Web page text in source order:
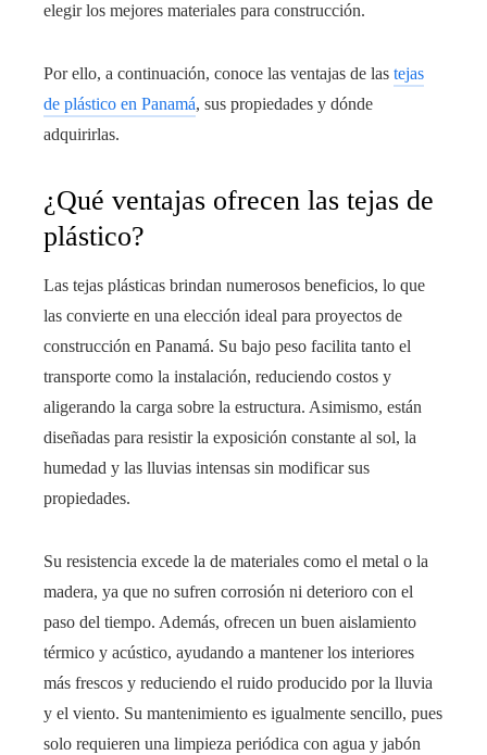
elegir los mejores materiales para construcción.
Por ello, a continuación, conoce las ventajas de las tejas
de plástico en Panamá, sus propiedades y dónde
adquirirlas.
¿Qué ventajas ofrecen las tejas de
plástico?
Las tejas plásticas brindan numerosos beneficios, lo que
las convierte en una elección ideal para proyectos de
construcción en Panamá. Su bajo peso facilita tanto el
transporte como la instalación, reduciendo costos y
aligerando la carga sobre la estructura. Asimismo, están
diseñadas para resistir la exposición constante al sol, la
humedad y las lluvias intensas sin modificar sus
propiedades.
Su resistencia excede la de materiales como el metal o la
madera, ya que no sufren corrosión ni deterioro con el
paso del tiempo. Además, ofrecen un buen aislamiento
térmico y acústico, ayudando a mantener los interiores
más frescos y reduciendo el ruido producido por la lluvia
y el viento. Su mantenimiento es igualmente sencillo, pues
solo requieren una limpieza periódica con agua y jabón